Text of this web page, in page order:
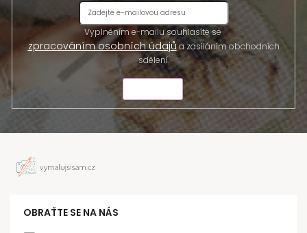
Vyplněním e-mailu souhlasíte se
zpracováním osobních údajůa zasíláním obchodních
sdělení.
OBRAŤTE SE NA NÁS